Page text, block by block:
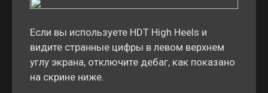
Если вы используете HDT High Heels и
видите странные цифры в левом верхнем
углу экрана, отключите дебаг, как показано
на скрине ниже.